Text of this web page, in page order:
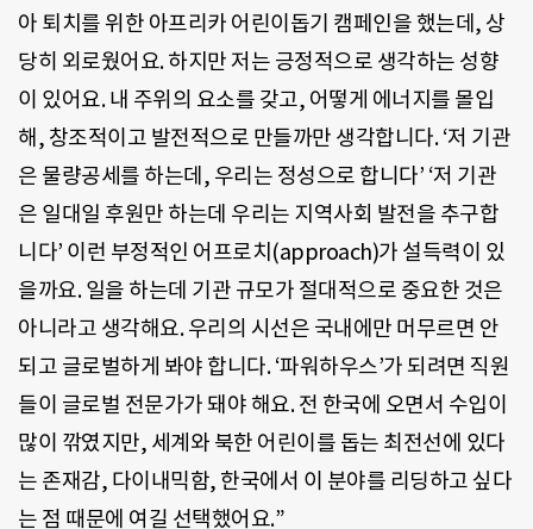
아 퇴치를 위한 아프리카 어린이돕기 캠페인을 했는데, 상
당히 외로웠어요. 하지만 저는 긍정적으로 생각하는 성향
이 있어요. 내 주위의 요소를 갖고, 어떻게 에너지를 몰입
해, 창조적이고 발전적으로 만들까만 생각합니다. ‘저 기관
은 물량공세를 하는데, 우리는 정성으로 합니다’ ‘저 기관
은 일대일 후원만 하는데 우리는 지역사회 발전을 추구합
니다’ 이런 부정적인 어프로치(approach)가 설득력이 있
을까요. 일을 하는데 기관 규모가 절대적으로 중요한 것은
아니라고 생각해요. 우리의 시선은 국내에만 머무르면 안
되고 글로벌하게 봐야 합니다. ‘파워하우스’가 되려면 직원
들이 글로벌 전문가가 돼야 해요. 전 한국에 오면서 수입이
많이 깎였지만, 세계와 북한 어린이를 돕는 최전선에 있다
는 존재감, 다이내믹함, 한국에서 이 분야를 리딩하고 싶다
는 점 때문에 여길 선택했어요.”